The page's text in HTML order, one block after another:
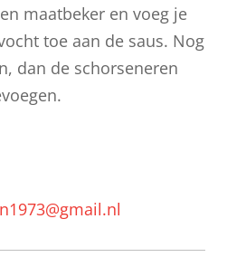
maatbeker en voeg je
toe aan de saus. Nog
dan de schorseneren